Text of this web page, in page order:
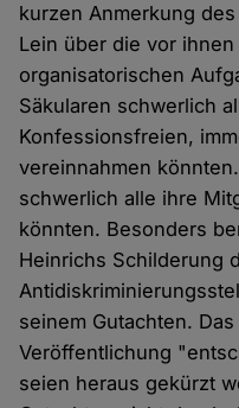
kurzen Anmerkung
Lein über die vor
organisatorischen
Säkularen schwerlich
Konfessionsfreien,
vereinnahmen
schwerlich alle ihre
könnten. Besonders
Heinrichs Schilderung
seinem Gutachten.
Veröffentlichung
seien heraus gekürzt